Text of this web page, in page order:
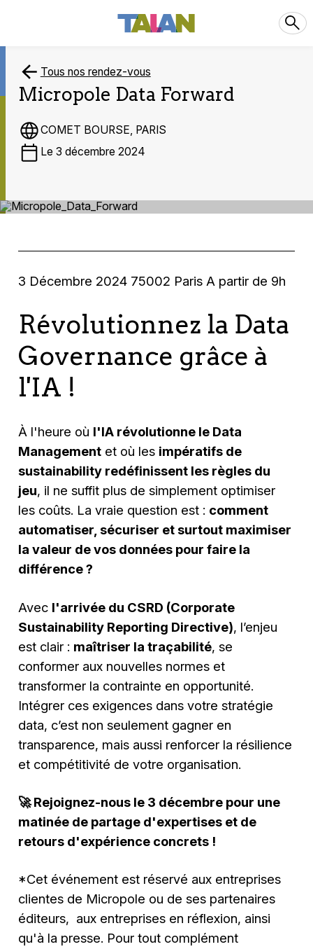
Tous nos rendez-vous
Micropole Data Forward
COMET BOURSE, PARIS
Le 3 décembre 2024
3 Décembre 2024 75002 Paris A partir de 9h
Révolutionnez la Data
Governance grâce à
l'IA !
À l'heure où l'IA révolutionne le Data
Management et où les impératifs de
sustainability redéfinissent les règles du
jeu, il ne suffit plus de simplement optimiser
les coûts. La vraie question est : comment
automatiser, sécuriser et surtout maximiser
la valeur de vos données pour faire la
différence ?
Avec l'arrivée du CSRD (Corporate
Sustainability Reporting Directive), l’enjeu
est clair : maîtriser la traçabilité, se
conformer aux nouvelles normes et
transformer la contrainte en opportunité.
Intégrer ces exigences dans votre stratégie
data, c’est non seulement gagner en
transparence, mais aussi renforcer la résilience
et compétitivité de votre organisation.
🚀 Rejoignez-nous le 3 décembre pour une
matinée de partage d'expertises et de
retours d'expérience concrets !
*Cet événement est réservé aux entreprises
clientes de Micropole ou de ses partenaires
éditeurs, aux entreprises en réflexion, ainsi
qu'à la presse. Pour tout complément